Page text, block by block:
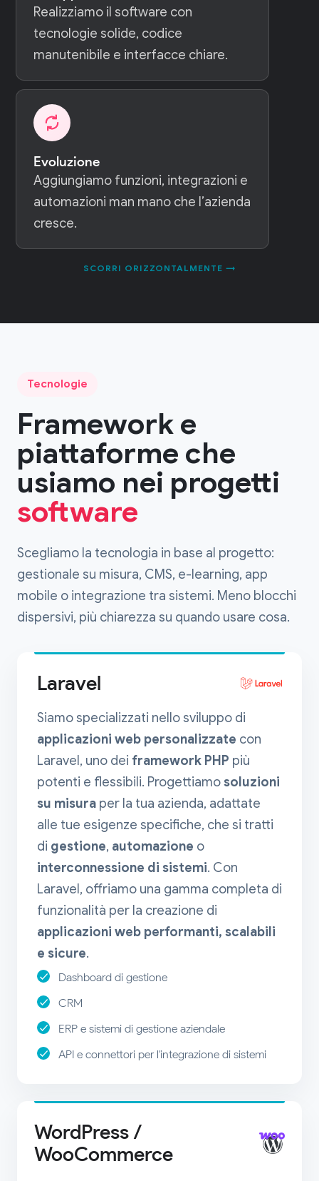
Realizziamo il software con
tecnologie solide, codice
manutenibile e interfacce chiare.
Evoluzione
Aggiungiamo funzioni, integrazioni e
automazioni man mano che l’azienda
cresce.
Tecnologie
Framework e
piattaforme che
usiamo nei progetti
software
Scegliamo la tecnologia in base al progetto:
gestionale su misura, CMS, e-learning, app
mobile o integrazione tra sistemi. Meno blocchi
dispersivi, più chiarezza su quando usare cosa.
Laravel
Siamo specializzati nello sviluppo di
applicazioni web personalizzate con
Laravel, uno dei framework PHP più
potenti e flessibili. Progettiamosoluzioni
su misura per la tua azienda, adattate
alle tue esigenze specifiche, che si tratti
di gestione, automazione o
interconnessione di sistemi. Con
Laravel, offriamo una gamma completa di
funzionalità per la creazione di
applicazioni web performanti, scalabili
e sicure.
Dashboard di gestione
CRM
ERP e sistemi di gestione aziendale
API e connettori per l'integrazione di sistemi
WordPress /
WooCommerce